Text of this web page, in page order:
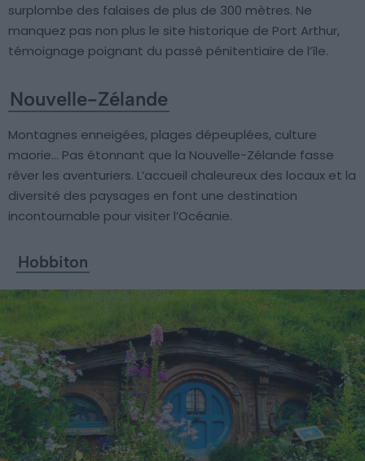
surplombe des falaises de plus de 300 mètres. Ne
manquez pas non plus le site historique de Port Arthur,
témoignage poignant du passé pénitentiaire de l’île.
Nouvelle-Zélande
Montagnes enneigées, plages dépeuplées, culture
maorie… Pas étonnant que la Nouvelle-Zélande fasse
rêver les aventuriers. L’accueil chaleureux des locaux et la
diversité des paysages en font une destination
incontournable pour visiter l’Océanie.
Hobbiton